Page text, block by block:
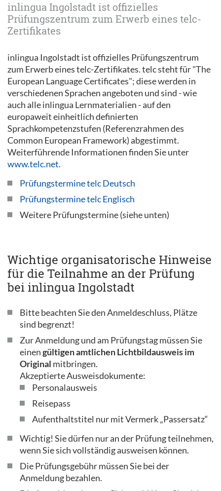
inlingua Ingolstadt ist offizielles
Prüfungszentrum zum Erwerb eines telc-
Zertifikates
inlingua Ingolstadt ist offizielles Prüfungszentrum
zum Erwerb eines telc-Zertifikates. telc steht für "The
European Language Certificates"; diese werden in
verschiedenen Sprachen angeboten und sind - wie
auch alle inlingua Lernmaterialien - auf den
europaweit einheitlich definierten
Sprachkompetenzstufen (Referenzrahmen des
Common European Framework) abgestimmt.
Weiterführende Informationen finden Sie unter
www.telc.net.
Prüfungstermine telc Deutsch
Prüfungstermine telc Englisch
Weitere Prüfungstermine (siehe unten)
Wichtige organisatorische Hinweise
für die Teilnahme an der Prüfung
bei inlingua Ingolstadt
Bitte beachten Sie den Anmeldeschluss, Plätze
sind begrenzt!
Zur Anmeldung und am Prüfungstag müssen Sie
einengültigen amtlichen Lichtbildausweis im
Original mitbringen.
Akzeptierte Ausweisdokumente:
Personalausweis
Reisepass
Aufenthaltstitel nur mit Vermerk „Passersatz“
Wichtig! Sie dürfen nur an der Prüfung teilnehmen,
wenn Sie sich vollständig ausweisen können.
Die Prüfungsgebühr müssen Sie bei der
Anmeldung bezahlen.